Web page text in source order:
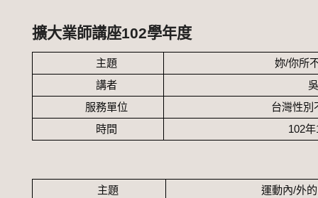
擴大業師講座102學年度
主題 妳/你所
講者
服務單位
台灣性別
時間
102年
主題 運動內/外